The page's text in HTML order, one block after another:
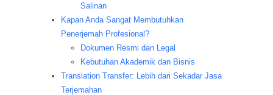
Salinan
Kapan Anda Sangat Membutuhkan
Penerjemah Profesional?
Dokumen Resmi dan Legal
Kebutuhan Akademik dan Bisnis
Translation Transfer: Lebih dari Sekadar Jasa
Terjemahan